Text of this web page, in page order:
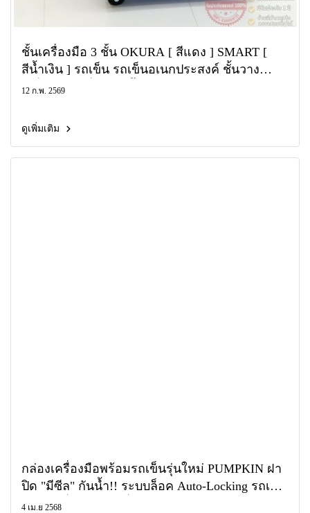
ชั้นเครื่องมือ 3 ชั้น OKURA [ สีแดง ] SMART [
สีน้ำเงิน ] รถเข็น รถเข็นอเนกประสงค์ ชั้นวาง
เครื่องมือ เครื่องมือ ชั้นวาง
12 ก.พ. 2569
ดูเพิ่มเติม
กล่องเครื่องมือพร้อมรถเข็นรุ่นใหม่ PUMPKIN ฝา
ปิด "มีซีล" กันน้ำ!! ระบบล็อค Auto-Locking รถเข็น
กล่องเครื่องมือ ตู้เครื่องมือ ฟักทอง
4 เม.ย 2568